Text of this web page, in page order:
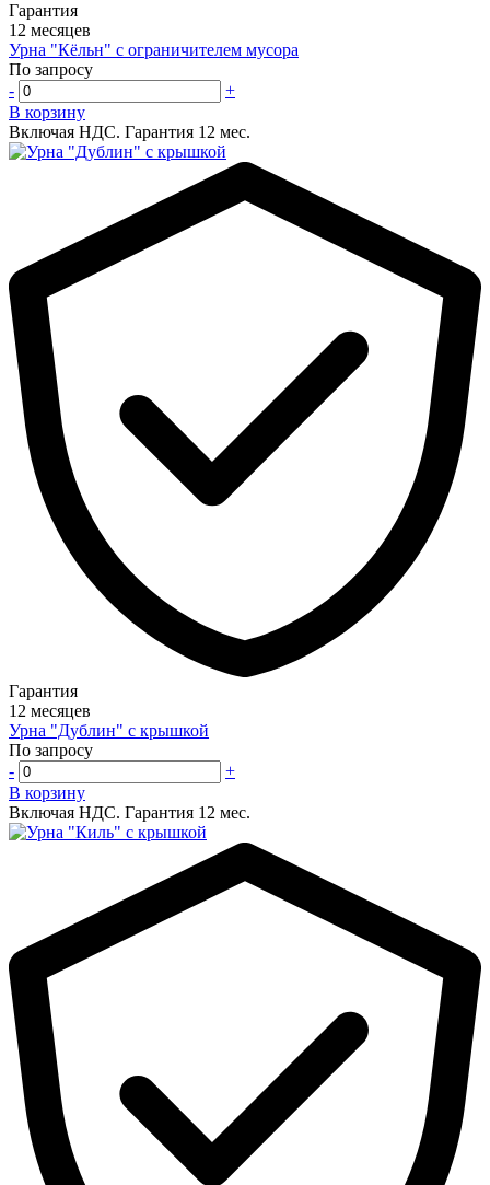
Гарантия
12 месяцев
Урна "Кёльн" с ограничителем мусора
По запросу
-
+
В корзину
Включая НДС. Гарантия 12 мес.
Гарантия
12 месяцев
Урна "Дублин" с крышкой
По запросу
-
+
В корзину
Включая НДС. Гарантия 12 мес.